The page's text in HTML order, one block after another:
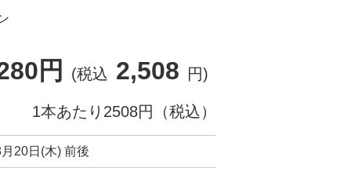
円 (税込 2,508 円)
1本あたり2508円（税込）
20日(木) 前後